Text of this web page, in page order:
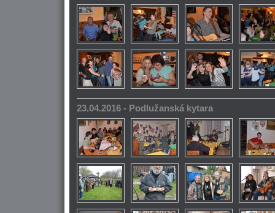
23.04.2016 - Podlužanská kytara